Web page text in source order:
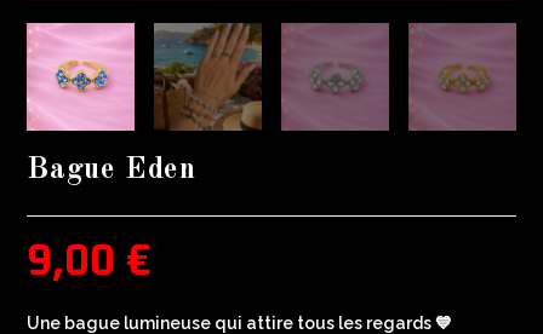
Bague Eden
9,00 €
Une bague lumineuse qui attire tous les regards 💙